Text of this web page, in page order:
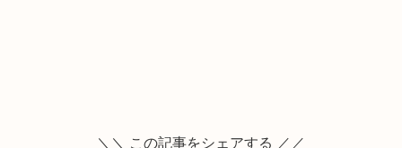
＼＼ この記事をシェアする ／／